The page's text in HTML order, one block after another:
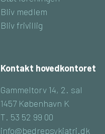
Bliv medlem
Bliv frivillig
Kontakt hovedkontoret
Gammeltorv 14, 2. sal
1457 København K
T. 53 52 99 00
info@bedrepsykiatri.dk